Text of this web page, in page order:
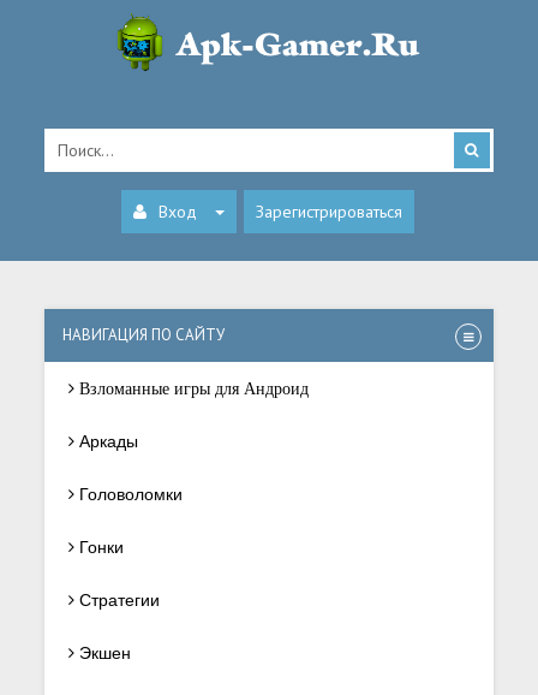
Вход Зарегистрироваться
НАВИГАЦИЯ ПО САЙТУ
Взломанные игры для Андроид
Аркады
Головоломки
Гонки
Стратегии
Экшен